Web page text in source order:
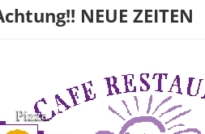
Pizza
NEUE ZEITEN